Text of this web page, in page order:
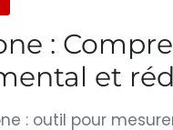
:
et
: outil pour